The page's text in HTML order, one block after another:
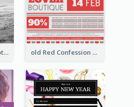
Red Heart With Photo Valentines Day Gift Card old Red Confession Gift Card Design Template